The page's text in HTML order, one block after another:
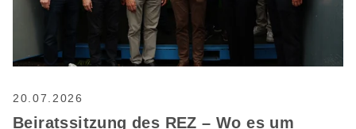
20.07.2026
Beiratssitzung des REZ – Wo es um